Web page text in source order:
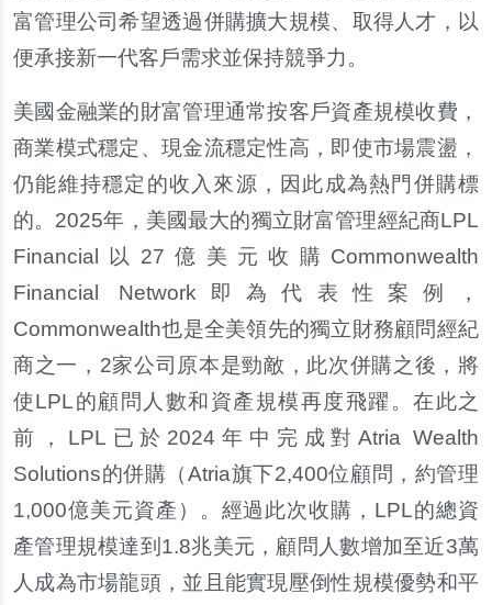
富管理公司希望透過併購擴大規模、取得人才，以
便承接新一代客戶需求並保持競爭力。
美國金融業的財富管理通常按客戶資產規模收費，
商業模式穩定、現金流穩定性高，即使市場震盪，
仍能維持穩定的收入來源，因此成為熱門併購標
的。2025年，美國最大的獨立財富管理經紀商LPL
Financial以27億美元收購Commonwealth
Financial Network即為代表性案例，
Commonwealth也是全美領先的獨立財務顧問經紀
商之一，2家公司原本是勁敵，此次併購之後，將
使LPL的顧問人數和資產規模再度飛躍。在此之
前，LPL已於2024年中完成對Atria Wealth
Solutions的併購（Atria旗下2,400位顧問，約管理
1,000億美元資產）。經過此次收購，LPL的總資
產管理規模達到1.8兆美元，顧問人數增加至近3萬
人成為市場龍頭，並且能實現壓倒性規模優勢和平